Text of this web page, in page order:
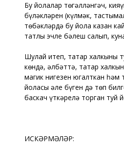
Бу йолалар төгәлләнгәч,
бүләкләрен (күлмәк,
төбәкләрдә бу йола казан
татлы эчле бәлеш салып,
Шулай итеп, татар халкының
көндә, әлбәттә, татар
магик нигезен югалткан һәм
йоласы әле бүген дә төп
баскач үткәрелә торган туй
ИСКӘРМӘЛӘР: